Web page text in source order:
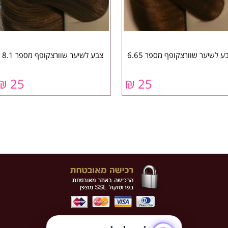
לשיער שוורצקופף מספר 6.65
25
₪
צבע לשיער שוורצקופף מספר 8.1
25